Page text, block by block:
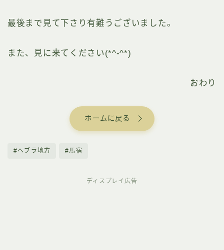
最後まで見て下さり有難うございました。
また、見に来てください(*^-^*)
おわり
ホームに戻る
#へブラ地方 #馬宿
ディスプレイ広告